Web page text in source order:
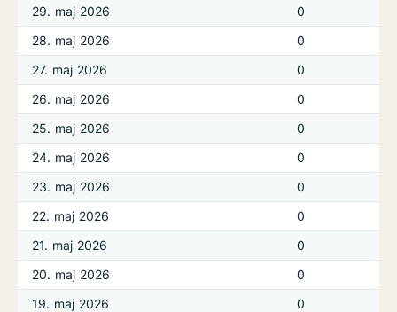
29. maj 2026
0
28. maj 2026
0
27. maj 2026
0
26. maj 2026
0
25. maj 2026
0
24. maj 2026
0
23. maj 2026
0
22. maj 2026
0
21. maj 2026
0
20. maj 2026
0
19. maj 2026
0